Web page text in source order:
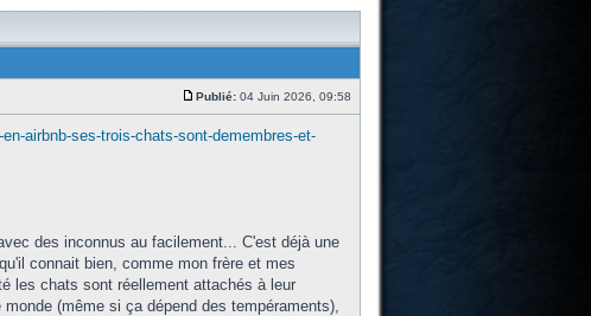
Publié:04 Juin 2026, 09:58
airbnb-ses-trois-chats-sont-demembres-et-
des inconnus au facilement... C'est déjà une
connait bien, comme mon frère et mes
les chats sont réellement attachés à leur
(même si ça dépend des tempéraments),